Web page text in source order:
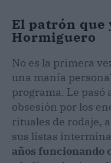
El patrón que
Hormiguero
No es la primera
una manía
programa. Le pasó
obsesión por los
rituales de rodaje,
sus listas
años funcionando